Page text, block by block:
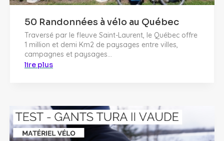
50 Randonnées à vélo au Québec
Traversé par le fleuve Saint-Laurent, le Québec offre
1 million et demi Km2 de paysages entre villes,
campagnes et paysages...
lire plus